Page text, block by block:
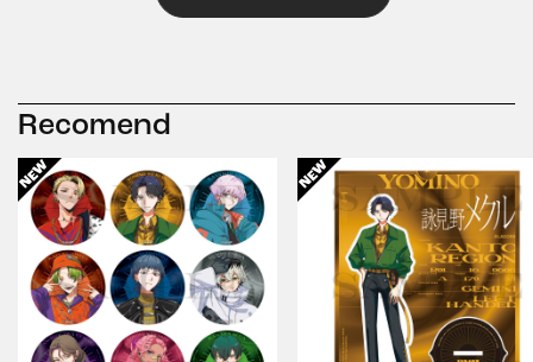
Recomend